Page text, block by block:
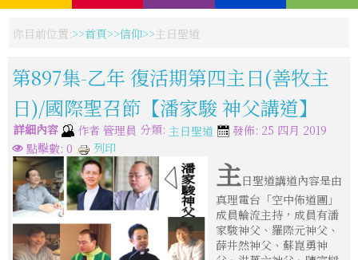
你目前位置: 首頁 信仰 主日聖道
第897集-乙年 復活期第四主日(善牧主
日)/國際聖召節【潘家駿 神父講道】
詳細內容 作者 管理員 分類: 主日聖道
發佈: 25 四月 2019
點擊數: 0
列印
主日聖道講道內容是由
真理電台「空中佈道團」
成員輪流主持，成員有潘
家駿神父、羅際元神父、
薛井然神父、蘇崑勇神